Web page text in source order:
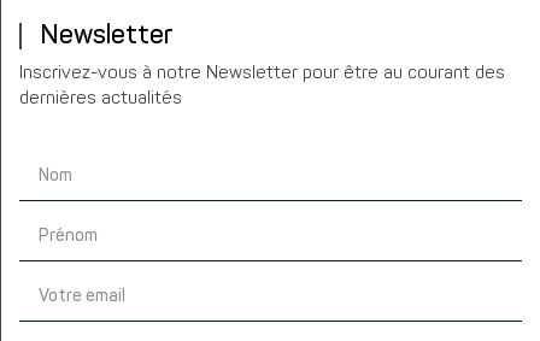
Newsletter
Inscrivez-vous à notre Newsletter pour être au courant des
dernières actualités